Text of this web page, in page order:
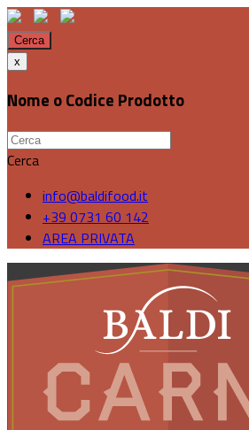
Cerca
x
Nome o Codice Prodotto
Cerca
info@baldifood.it
+39 0731 60 142
AREA PRIVATA